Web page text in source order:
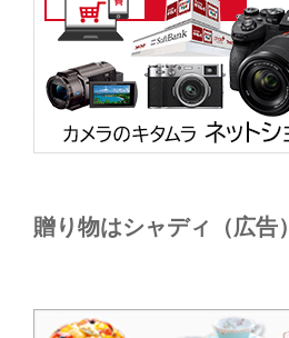
贈り物はシャディ（広告）